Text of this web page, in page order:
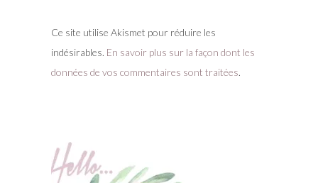
Ce site utilise Akismet pour réduire les
indésirables. En savoir plus sur la façon dont les
données de vos commentaires sont traitées.